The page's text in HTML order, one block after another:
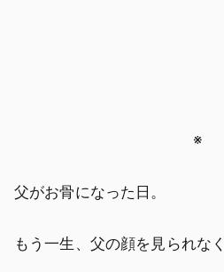
※
父がお骨になった日。
もう一生、父の顔を見られな